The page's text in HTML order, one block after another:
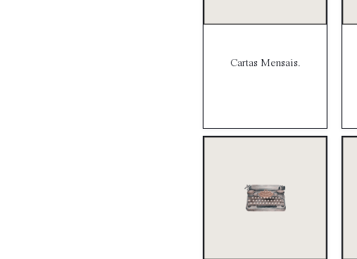
Cartas Mensais.